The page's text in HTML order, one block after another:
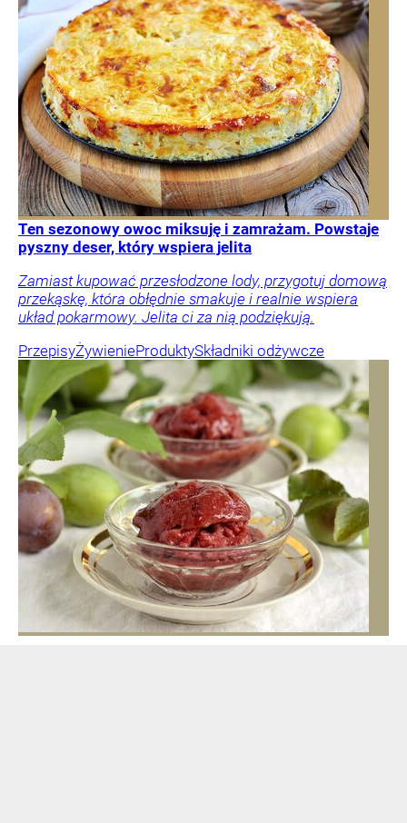
Ten sezonowy owoc miksuję i zamrażam. Powstaje
pyszny deser, który wspiera jelita
Zamiast kupować przesłodzone lody, przygotuj domową
przekąskę, która obłędnie smakuje i realnie wspiera
układ pokarmowy. Jelita ci za nią podziękują.
PrzepisyŻywienieProduktySkładniki odżywcze